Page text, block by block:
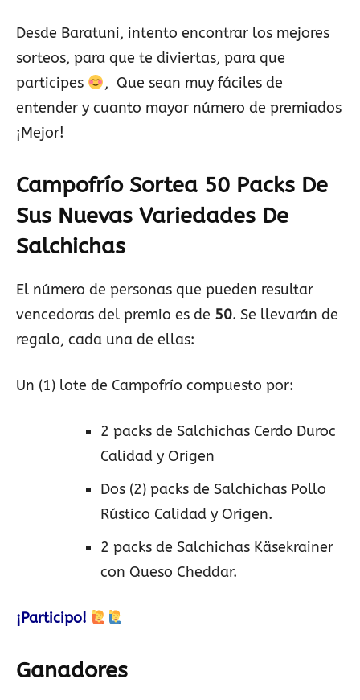
Desde Baratuni, intento encontrar los mejores
sorteos, para que te diviertas, para que
participes
, Que sean muy fáciles de
entender y cuanto mayor número de premiados
¡Mejor!
Campofrío Sortea 50 Packs De
Sus Nuevas Variedades De
Salchichas
El número de personas que pueden resultar
vencedoras del premio es de 50. Se llevarán de
regalo, cada una de ellas:
Un (1) lote de Campofrío compuesto por:
2 packs de Salchichas Cerdo Duroc
Calidad y Origen
Dos (2) packs de Salchichas Pollo
Rústico Calidad y Origen.
2 packs de Salchichas Käsekrainer
con Queso Cheddar.
¡Participo!
Ganadores